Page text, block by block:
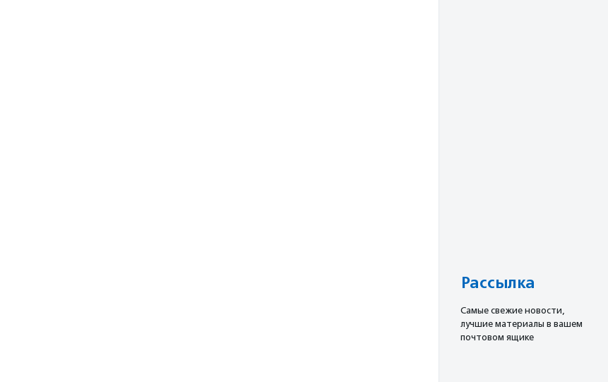
Рассылка
Cамые свежие новости,
лучшие материалы в вашем
почтовом ящике